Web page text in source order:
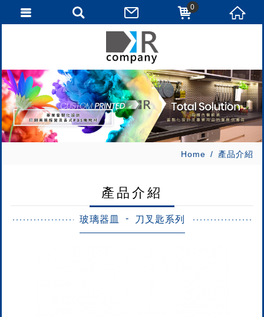
Home 產品介紹
產品介紹
玻璃器皿 刀叉匙系列
0